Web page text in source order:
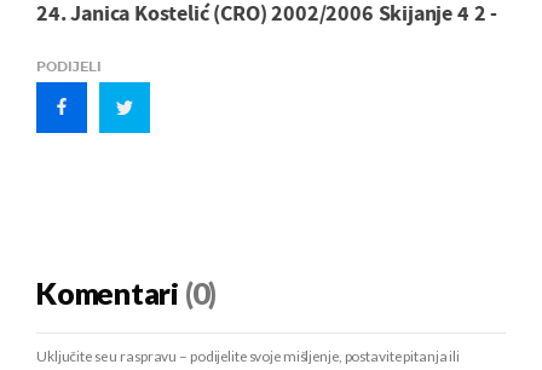
24. Janica Kostelić (CRO) 2002/2006 Skijanje 4 2 -
PODIJELI
Komentari (0)
Uključite se u raspravu – podijelite svoje mišljenje, postavite pitanja ili